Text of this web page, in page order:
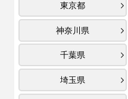
東京都
神奈川県
千葉県
埼玉県